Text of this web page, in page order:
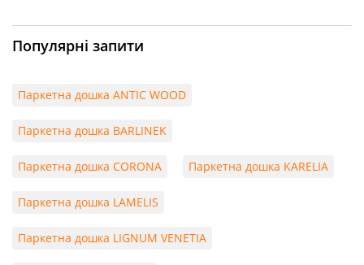
Популярні запити
Паркетна дошка ANTIC WOOD
Паркетна дошка BARLINEK
Паркетна дошка CORONA Паркетна дошка KARELIA
Паркетна дошка LAMELIS
Паркетна дошка LIGNUM VENETIA